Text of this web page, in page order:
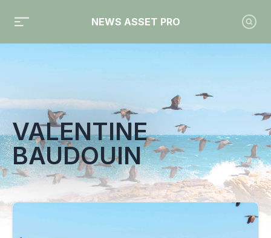
NEWS ASSET PRO
Toute l'actualité sur le tag "Valentine Baudouin"
VALENTINE
BAUDOUIN